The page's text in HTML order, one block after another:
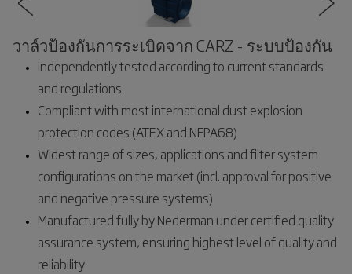
วาล์วป้องกันการระเบิดจาก CARZ - ระบบป้องกัน
Independently tested according to current standards
and regulations
Compliant with most international dust explosion
protection codes (ATEX and NFPA68)
Widest range of sizes, applications and filter system
configurations on the market (incl. approval for positive
and negative pressure systems)
Manufactured fully by Nederman under certified quality
assurance system, ensuring highest level of quality and
reliability